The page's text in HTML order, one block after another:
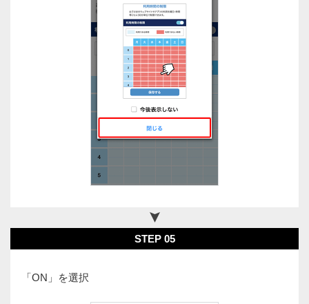
STEP 05
「ON」を選択